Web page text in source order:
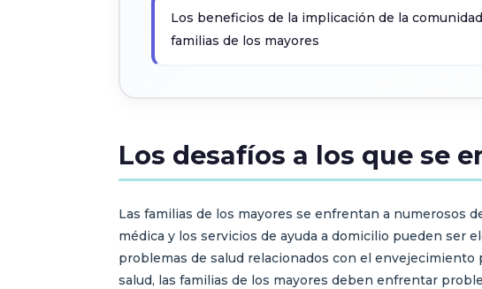
Los beneficios de la implicación de la
familias de los mayores
Los desafíos a los que se
Las familias de los mayores se enfrentan a numerosos
médica y los servicios de ayuda a domicilio pueden ser
problemas de salud relacionados con el
salud, las familias de los mayores deben enfrentar